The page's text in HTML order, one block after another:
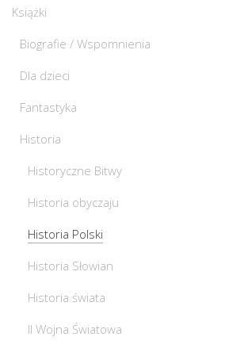
Książki
Biografie / Wspomnienia
Dla dzieci
Fantastyka
Historia
Historyczne Bitwy
Historia obyczaju
Historia Polski
Historia Słowian
Historia świata
II Wojna Światowa